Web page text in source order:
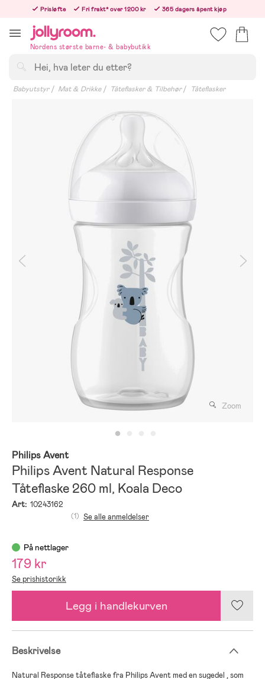
innehållet
Prisløfte Fri frakt* over 1200 kr
365 dagers åpent kjøp
Nordens største barne- & babybutikk
Babyutstyr Mat & Drikke Tåteflasker & Tilbehør Tåteflasker
Zoom
Philips Avent
Philips Avent Natural Response
Tåteflaske 260 ml, Koala Deco
Art: 10243162
(1) Se alle anmeldelser
På nettlager
179 kr
Se prishistorikk
Legg i handlekurven
Beskrivelse
Natural Response tåteflaske fra Philips Avent med en sugedel , som